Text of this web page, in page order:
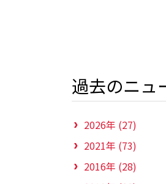
過去のニュ
2026年 (27)
2021年 (73)
2016年 (28)